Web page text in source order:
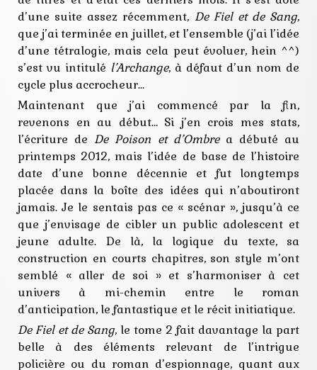
d’une suite assez récemment, De Fiel et de Sang,
que j’ai terminée en juillet, et l’ensemble (j’ai l’idée
d’une tétralogie, mais cela peut évoluer, hein ^^)
s’est vu intitulé l’Archange, à défaut d’un nom de
cycle plus accrocheur…
Maintenant que j’ai commencé par la fin,
revenons en au début… Si j’en crois mes stats,
l’écriture deDe Poison et d’Ombrea débuté au
printemps 2012, mais l’idée de base de l’histoire
date d’une bonne décennie et fut longtemps
placée dans la boîte des idées qui n’aboutiront
jamais. Je le sentais pas ce « scénar », jusqu’à ce
que j’envisage de cibler un public adolescent et
jeune adulte. De là, la logique du texte, sa
construction en courts chapitres, son style m’ont
semblé « aller de soi » et s’harmoniser à cet
univers à mi-chemin entre le roman
d’anticipation, le fantastique et le récit initiatique.
De Fiel et de Sang, le tome 2 fait davantage la part
belle à des éléments relevant de l’intrigue
policière ou du roman d’espionnage, quant aux